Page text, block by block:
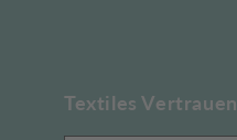
Textiles Vertrauen